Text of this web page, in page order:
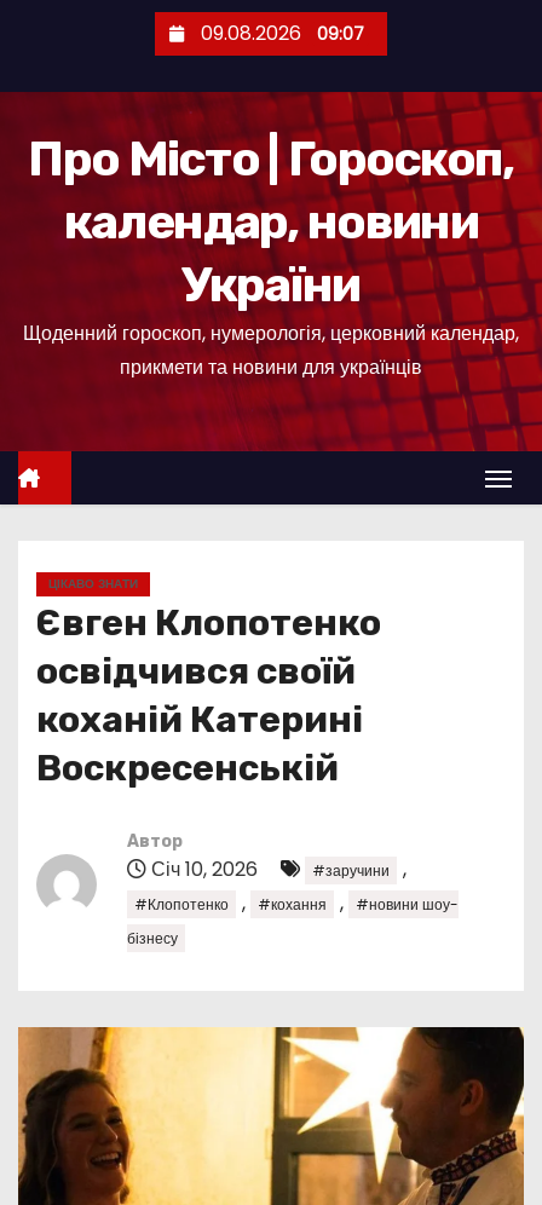
е
09.08.2026 09:07
Про Місто | Гороскоп,
календар, новини
України
Щоденний гороскоп, нумерологія, церковний календар,
прикмети та новини для українців
ЦІКАВО ЗНАТИ
Євген Клопотенко
освідчився своїй
коханій Катерині
Воскресенській
Автор
Січ 10, 2026 #заручини ,
#Клопотенко , #кохання ,
#новини шоу-
бізнесу